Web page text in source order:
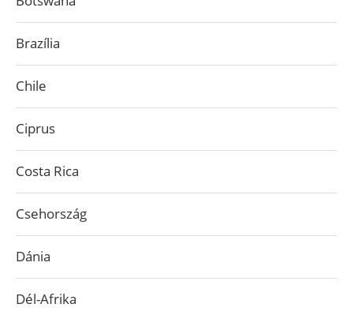
Brazília
Chile
Ciprus
Costa Rica
Csehország
Dánia
Dél-Afrika